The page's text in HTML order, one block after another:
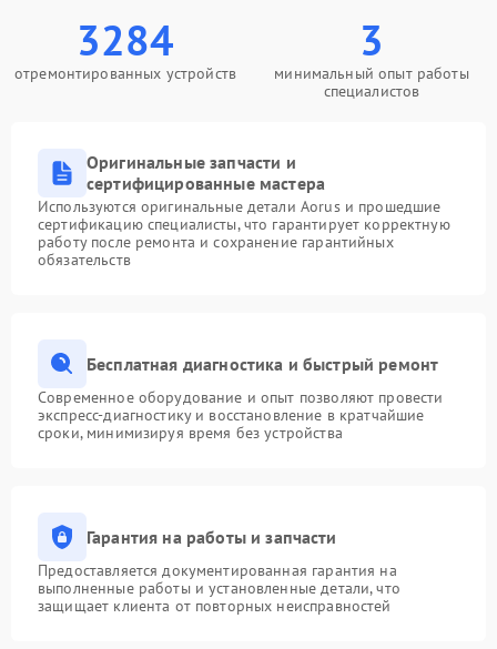
3284
отремонтированных устройств
3
минимальный опыт работы
специалистов
Оригинальные запчасти и
сертифицированные мастера
Используются оригинальные детали Aorus и прошедшие
сертификацию специалисты, что гарантирует корректную
работу после ремонта и сохранение гарантийных
обязательств
Бесплатная диагностика и быстрый ремонт
Современное оборудование и опыт позволяют провести
экспресс-диагностику и восстановление в кратчайшие
сроки, минимизируя время без устройства
Гарантия на работы и запчасти
Предоставляется документированная гарантия на
выполненные работы и установленные детали, что
защищает клиента от повторных неисправностей